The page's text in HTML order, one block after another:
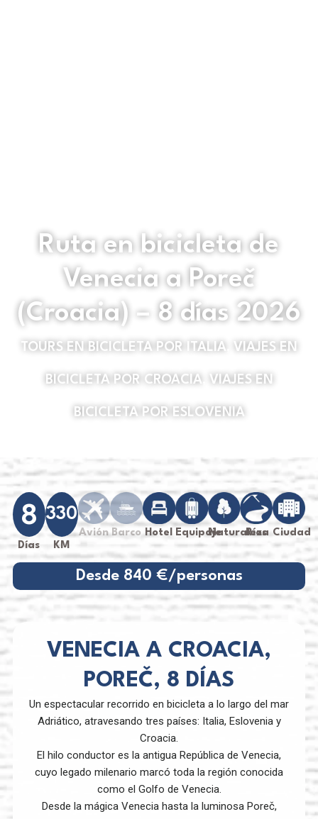
Ruta en bicicleta de
Venecia a Poreč
(Croacia) – 8 días 2026
TOURS EN BICICLETA POR ITALIA VIAJES EN
BICICLETA POR CROACIA VIAJES EN
BICICLETA POR ESLOVENIA
8
Días
330
KM
Avión Barco Hotel EquipajeNaturaleza
Ríos Ciudad
Desde 840 €/personas
VENECIA A CROACIA,
POREČ, 8 DÍAS
Un espectacular recorrido en bicicleta a lo largo del mar
Adriático, atravesando tres países: Italia, Eslovenia y
Croacia.
El hilo conductor es la antigua República de Venecia,
cuyo legado milenario marcó toda la región conocida
como el Golfo de Venecia.
Desde la mágica Venecia hasta la luminosa Poreč,